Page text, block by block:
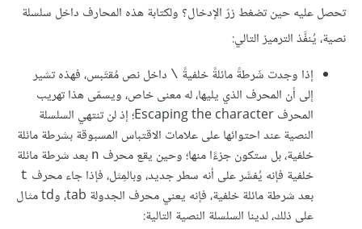
تحصل عليه حين تضغط زرّ الإدخال؟ ولكتابة هذه المحارف داخل سلسلة
نصية، يُنفَّذ الترميز التالي:
إذا وجدت شَرطةً مائلةً خلفيةً \ داخل نص مُقتَبس، فهذه تشير
إلى أن المحرف الذي يليها، له معنى خاص، ويسمّى هذا تهريب
المحرف Escaping the character؛ إذ لن تنتهي السلسلة
النصية عند احتوائها على علامات الاقتباس المسبوقة بشرطة مائلة
خلفية، بل ستكون جزءًا منها؛ وحين يقع محرف n بعد شرطة مائلة
خلفية فإنه يُفسَّر على أنه سطر جديد، وبالمِثل، فإذا جاء محرف t
بعد شرطة مائلة خلفية، فإنه يعني محرف الجدولة tab، وtd مثال
على ذلك، لدينا السلسلة النصية التالية: